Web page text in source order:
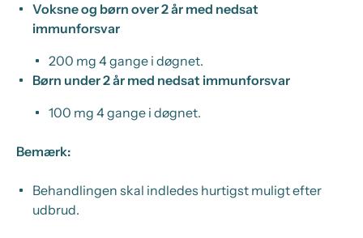
Voksne og børn over 2 år med nedsat
immunforsvar
200 mg 4 gange i døgnet.
Børn under 2 år med nedsat immunforsvar
100 mg 4 gange i døgnet.
Bemærk:
Behandlingen skal indledes hurtigst muligt efter
udbrud.